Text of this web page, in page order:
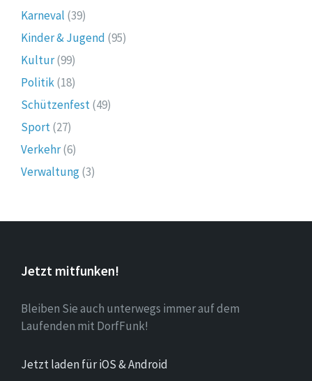
Karneval (39)
Kinder & Jugend (95)
Kultur(99)
Politik(18)
Schützenfest(49)
Sport(27)
Verkehr(6)
Verwaltung(3)
Jetzt mitfunken!
Bleiben Sie auch unterwegs immer auf dem
Laufenden mit DorfFunk!
Jetzt laden für iOS & Android